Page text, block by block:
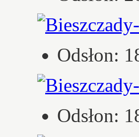
Odsłon:
Odsłon: